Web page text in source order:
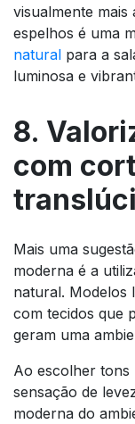
visualmente mais
espelhos é uma
natural para a
luminosa e
8.
com
Mais uma
moderna é a
natural. Modelos
com tecidos que
geram uma
Ao escolher tons
sensação de
moderna do